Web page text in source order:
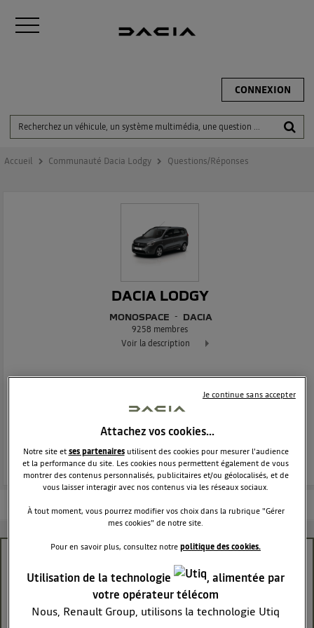
CONNEXION
Accueil Communauté Dacia Lodgy Questions/Réponses
DACIA LODGY
MONOSPACE DACIA
9258 membres
Voir la description
POSEZ UNE QUESTION
Les questions de la communauté En savoir plus
9 août 2018à20:20
Attachez vos cookies…
Notre site etses partenairesutilisent des cookies pour mesurer l'audience
et la performance du site. Les cookies nous permettent également de vous
montrer des contenus personnalisés, publicitaires et/ou géolocalisés, et de
vous laisser interagir avec nos contenus via les réseaux sociaux.
À tout moment, vous pourrez modifier vos choix dans la rubrique "Gérer
mes cookies" de notre site.
Pour en savoir plus, consultez notrepolitique des cookies.
Utilisation de la technologie
, alimentée par
votre opérateur télécom
Nous, Renault Group, utilisons la technologie Utiq
Je continue sans accepter